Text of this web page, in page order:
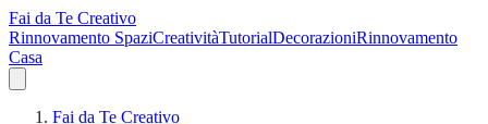
Fai da Te Creativo
Rinnovamento SpaziCreativitàTutorialDecorazioniRinnovamento
Casa
Fai da Te Creativo